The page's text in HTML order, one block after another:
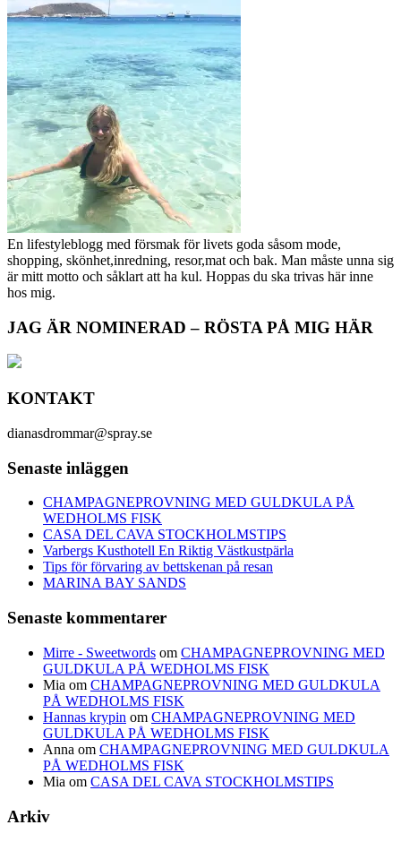
En lifestyleblogg med försmak för livets goda såsom mode,
shopping, skönhet,inredning, resor,mat och bak. Man måste unna sig
är mitt motto och såklart att ha kul. Hoppas du ska trivas här inne
hos mig.
JAG ÄR NOMINERAD – RÖSTA PÅ MIG HÄR
KONTAKT
dianasdrommar@spray.se
Senaste inläggen
CHAMPAGNEPROVNING MED GULDKULA PÅ
WEDHOLMS FISK
CASA DEL CAVA STOCKHOLMSTIPS
Varbergs Kusthotell En Riktig Västkustpärla
Tips för förvaring av bettskenan på resan
MARINA BAY SANDS
Senaste kommentarer
Mirre - Sweetwords om CHAMPAGNEPROVNING MED
GULDKULA PÅ WEDHOLMS FISK
Mia om CHAMPAGNEPROVNING MED GULDKULA
PÅ WEDHOLMS FISK
Hannas krypin om CHAMPAGNEPROVNING MED
GULDKULA PÅ WEDHOLMS FISK
Anna om CHAMPAGNEPROVNING MED GULDKULA
PÅ WEDHOLMS FISK
Mia om CASA DEL CAVA STOCKHOLMSTIPS
Arkiv